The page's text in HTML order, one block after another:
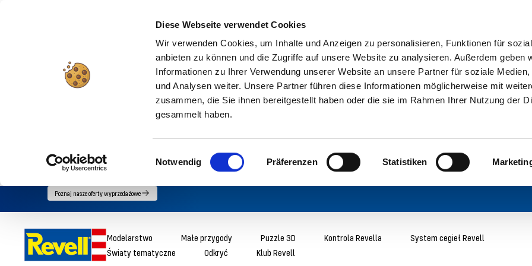
Diese Webseite verwendet Cookies
Wir verwenden Cookies, um Inhalte und Anzeigen zu personalisieren, Funktionen für
anbieten zu können und die Zugriffe auf unsere Website zu analysieren. Außerdem geben
Informationen zu Ihrer Verwendung unserer Website an unsere Partner für soziale Medien,
und Analysen weiter. Unsere Partner führen diese Informationen möglicherweise mit
zusammen, die Sie ihnen bereitgestellt haben oder die sie im Rahmen Ihrer Nutzung der
gesammelt haben.
Einwilligungsauswahl
Notwendig Präferenzen Statistiken
bezpośrednio
Poznaj nasze oferty wyprzedażowe
Modelarstwo Małe przygody Puzzle 3D Kontrola Revella
System cegieł Revell
Światy tematyczne
Odkryć Klub Revell
Revell